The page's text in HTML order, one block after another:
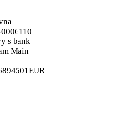
s bank
Main